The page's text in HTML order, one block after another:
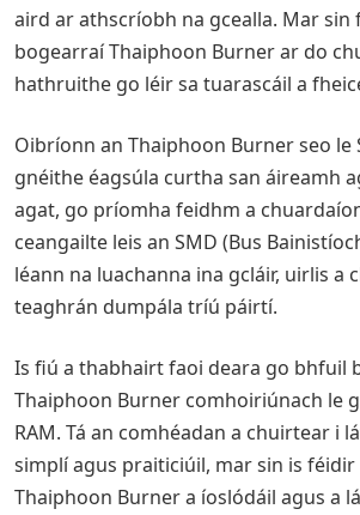
aird ar athscríobh na gcealla. Mar sin
bogearraí Thaiphoon Burner ar do
hathruithe go léir sa tuarascáil a
Oibríonn an Thaiphoon Burner seo le
gnéithe éagsúla curtha san áireamh
agat, go príomha feidhm a
ceangailte leis an SMD (Bus
léann na luachanna ina gcláir, uirlis a
teaghrán dumpála tríú páirtí.
Is fiú a thabhairt faoi deara go bhfuil
Thaiphoon Burner comhoiriúnach le
RAM. Tá an comhéadan a chuirtear i
simplí agus praiticiúil, mar sin is
Thaiphoon Burner a íoslódáil agus a